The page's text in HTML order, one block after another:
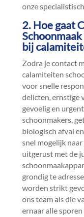
onze
2.​ Hoe gaat
bij
Zodra je contact
calamiteiten
voor snelle
delicten, ernstige
gevoelig en
schoonmakers,
biologisch afval
snel mogelijk
uitgerust met de
grondig te
worden strikt
ons team als die
ernaar alle